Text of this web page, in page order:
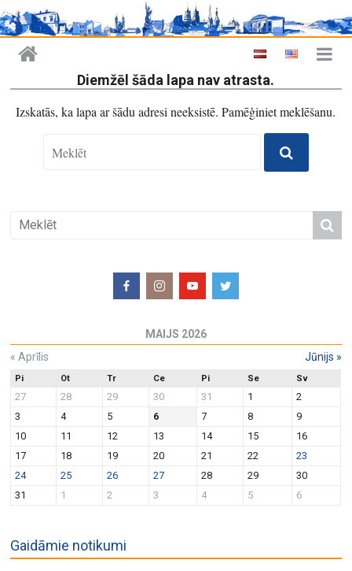
Diemžēl šāda lapa nav atrasta.
Izskatās, ka lapa ar šādu adresi neeksistē. Pamēģiniet meklēšanu.
MAIJS 2026
« Aprīlis Jūnijs »
Pi Ot Tr Ce Pi Se Sv
27 28 29 30 31 1
2
3
4 5 6 7 8
9
10
11 12 13 14 15
16
17
18 19 20 21 22
23
24
25 26 27 28 29
30
31
1 2 3 4 5 6
Gaidāmie notikumi